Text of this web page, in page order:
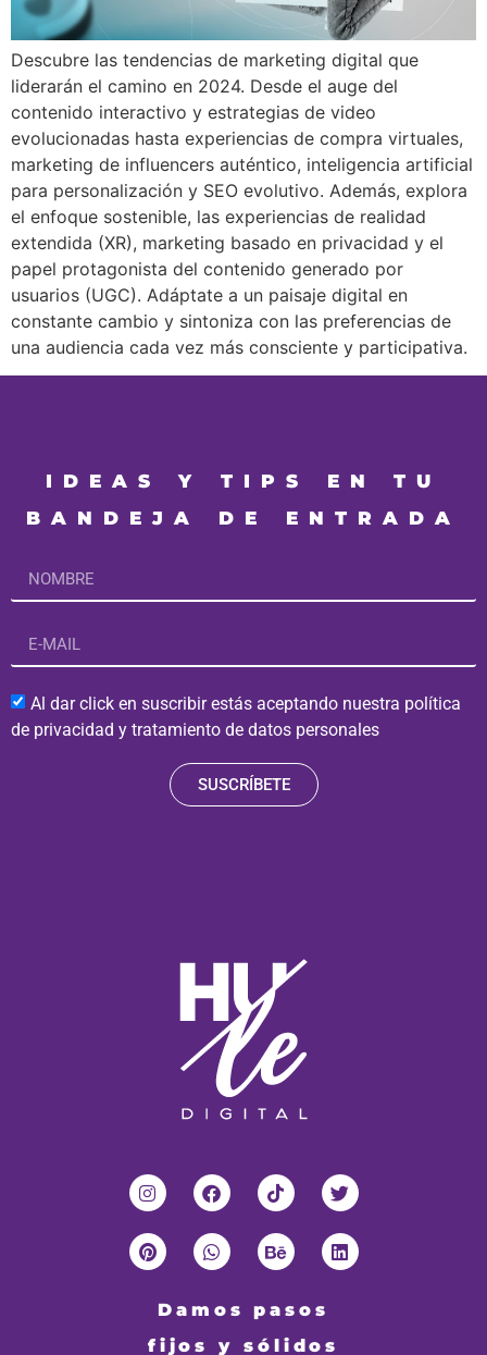
Descubre las tendencias de marketing digital que
liderarán el camino en 2024. Desde el auge del
contenido interactivo y estrategias de video
evolucionadas hasta experiencias de compra virtuales,
marketing de influencers auténtico, inteligencia artificial
para personalización y SEO evolutivo. Además, explora
el enfoque sostenible, las experiencias de realidad
extendida (XR), marketing basado en privacidad y el
papel protagonista del contenido generado por
usuarios (UGC). Adáptate a un paisaje digital en
constante cambio y sintoniza con las preferencias de
una audiencia cada vez más consciente y participativa.
IDEAS Y TIPS EN TU
BANDEJA DE ENTRADA
Al dar click en suscribir estás aceptando nuestra política
de privacidad y tratamiento de datos personales
SUSCRÍBETE
Damos pasos
fijos y sólidos